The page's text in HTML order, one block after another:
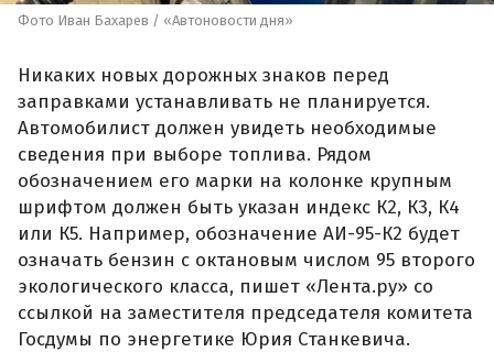
Фото Иван Бахарев / «Автоновости дня»
Никаких новых дорожных знаков перед
заправками устанавливать не планируется.
Автомобилист должен увидеть необходимые
сведения при выборе топлива. Рядом
обозначением его марки на колонке крупным
шрифтом должен быть указан индекс К2, К3, К4
или К5. Например, обозначение АИ-95-К2 будет
означать бензин с октановым числом 95 второго
экологического класса, пишет «Лента.ру» со
ссылкой на заместителя председателя комитета
Госдумы по энергетике Юрия Станкевича.